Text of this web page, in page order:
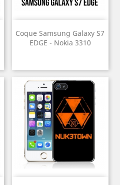
Coque Samsung Galaxy S7
EDGE - Nokia 3310